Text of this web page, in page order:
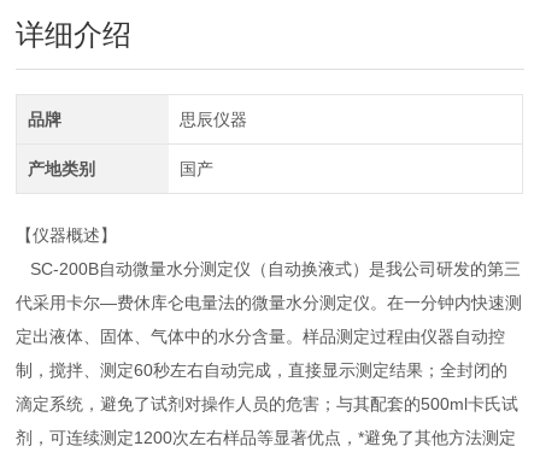
详细介绍
品牌 思辰仪器
产地类别 国产
【仪器概述】
SC-200B自动微量水分测定仪（自动换液式）是我公司研发的第三
代采用卡尔—费休库仑电量法的微量水分测定仪。在一分钟内快速测
定出液体、固体、气体中的水分含量。样品测定过程由仪器自动控
制，搅拌、测定60秒左右自动完成，直接显示测定结果；全封闭的
滴定系统，避免了试剂对操作人员的危害；与其配套的500ml卡氏试
剂，可连续测定1200次左右样品等显著优点，*避免了其他方法测定